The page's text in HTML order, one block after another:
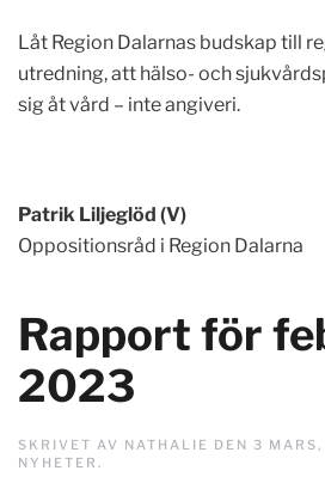
Låt Region Dalarnas budskap till
utredning, att hälso- och
sig åt vård – inte angiveri.
Patrik Liljeglöd (V)
Oppositionsråd i Region Dalarna
Rapport för
2023
SKRIVET AV NATHALIE DEN 3
NYHETER .